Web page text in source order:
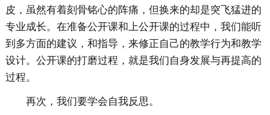
皮，虽然有着刻骨铭心的阵痛，但换来的却是突飞猛进的
专业成长。在准备公开课和上公开课的过程中，我们能听
到多方面的建议，和指导，来修正自己的教学行为和教学
设计。公开课的打磨过程，就是我们自身发展与再提高的
过程。
再次，我们要学会自我反思。